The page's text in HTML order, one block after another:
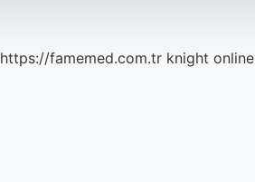
https://famemed.com.tr knight online